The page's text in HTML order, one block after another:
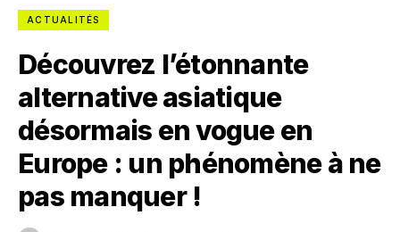
ACTUALITÉS
Découvrez l’étonnante
alternative asiatique
désormais en vogue en
Europe : un phénomène à ne
pas manquer !